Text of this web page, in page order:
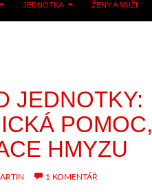
JEDNOTKA ŽENY A MUŽI
JEDNOTKY:
POMOC,
HMYZU
1 KOMENTÁŘ